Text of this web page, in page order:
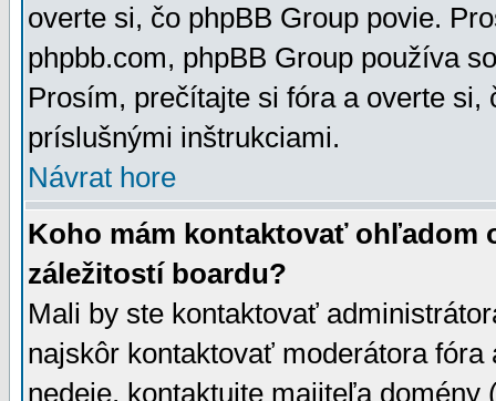
overte si, čo phpBB Group povie.
phpbb.com, phpBB Group používa
Prosím, prečítajte si fóra a overte
príslušnými inštrukciami.
Návrat hore
Koho mám kontaktovať ohľadom
záležitostí boardu?
Mali by ste kontaktovať
najskôr kontaktovať moderátora
nedeje, kontaktujte majiteľa